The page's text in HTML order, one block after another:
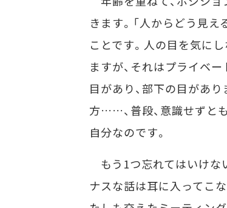
きます。「人からどう見
ことです。人の目を気に
ますが、それはプライベ
目があり、部下の目があ
方……、普段、意識せずと
自分なのです。
もう1つ忘れてはいけな
ナスな話は耳に入ってこ